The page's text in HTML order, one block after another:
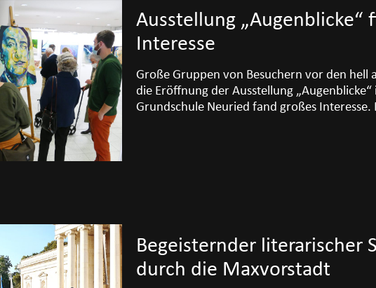
Ausstellung „Augenblicke“
Interesse
Große Gruppen von Besuchern vor den hell
die Eröffnung der Ausstellung
Grundschule Neuried fand großes Interesse.
Begeisternder literarischer
durch die Maxvorstadt